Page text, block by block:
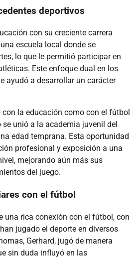
deportivos
con su creciente carrera
escuela local donde se
lo que le permitió participar en
Este enfoque dual en los
ayudó a desarrollar un carácter
la educación como con el fútbol
unió a la academia juvenil del
edad temprana. Esta oportunidad
profesional y exposición a una
mejorando aún más sus
del juego.
con el fútbol
una rica conexión con el fútbol, con
jugado el deporte en diversos
Gerhard, jugó de manera
sin duda influyó en las